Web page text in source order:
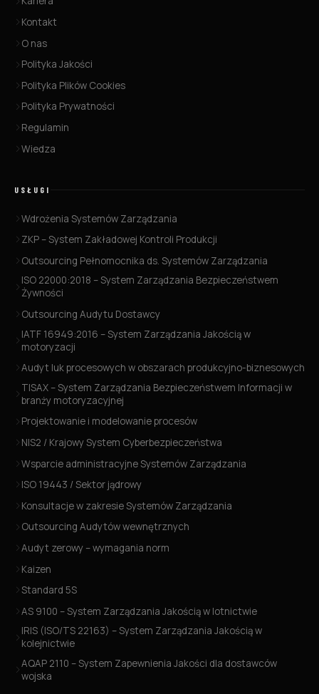
Kontakt
O nas
Polityka Jakości
Polityka Plików Cookies
Polityka Prywatności
Regulamin
Wiedza
USŁUGI
Wdrożenia Systemów Zarządzania
ZKP – System Zakładowej Kontroli Produkcji
Outsourcing Pełnomocnika ds. Systemów Zarządzania
ISO 22000:2018 – System Zarządzania Bezpieczeństwem
Żywności
Outsourcing Audytu Dostawcy
IATF 16949:2016 – System Zarządzania Jakością w
motoryzacji
Audyt luk procesowych w obszarach produkcyjno-biznesowych
TISAX – System Zarządzania Bezpieczeństwem Informacji w
branży motoryzacyjnej
Projektowanie i modelowanie procesów
NIS2 / Krajowy System Cyberbezpieczeństwa
Wsparcie administracyjne Systemów Zarządzania
ISO 19443 / Sektor jądrowy
Konsultacje w zakresie Systemów Zarządzania
Outsourcing Audytów wewnętrznych
Audyt zerowy – wymagania norm
Kaizen
Standard 5S
AS 9100 – System Zarządzania Jakością w lotnictwie
IRIS (ISO/TS 22163) – System Zarządzania Jakością w
kolejnictwie
AQAP 2110 – System Zapewnienia Jakości dla dostawców
wojska